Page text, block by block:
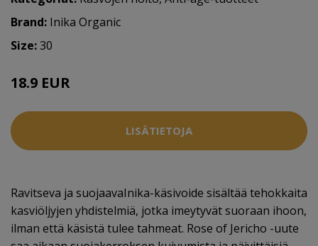
Brand: Inika Organic
Size:30
18.9 EUR
LISÄTIETOJA
Ravitseva ja suojaavaInika-käsivoide sisältää tehokkaita
kasviöljyjen yhdistelmiä, jotka imeytyvät suoraan ihoon,
ilman että käsistä tulee tahmeat. Rose of Jericho -uute